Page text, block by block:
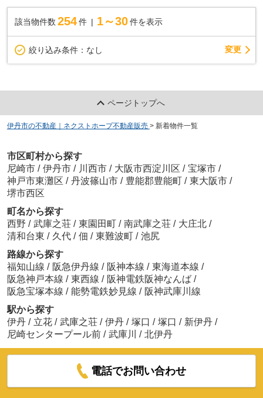
該当物件数 254件 1～30 件を表示
絞り込み条件： なし 変更
ページトップへ
伊丹市の不動産｜ネクストホープ不動産販売 > 新着物件一覧
市区町村から探す
尼崎市 / 伊丹市 / 川西市 / 大阪市西淀川区 / 宝塚市 /
神戸市東灘区 / 丹波篠山市 / 豊能郡豊能町 / 東大阪市 /
堺市西区
町名から探す
西野 / 武庫之荘 / 東園田町 / 南武庫之荘 / 大庄北 /
清和台東 / 久代 / 佃 / 東難波町 / 池尻
路線から探す
福知山線 / 阪急伊丹線 / 阪神本線 / 東海道本線 /
阪急神戸本線 / 東西線 / 阪神電鉄阪神なんば /
阪急宝塚本線 / 能勢電鉄妙見線 / 阪神武庫川線
駅から探す
伊丹 / 立花 / 武庫之荘 / 伊丹 / 塚口 / 塚口 / 新伊丹 /
尼崎センタープール前 / 武庫川 / 北伊丹
電話でお問い合わせ